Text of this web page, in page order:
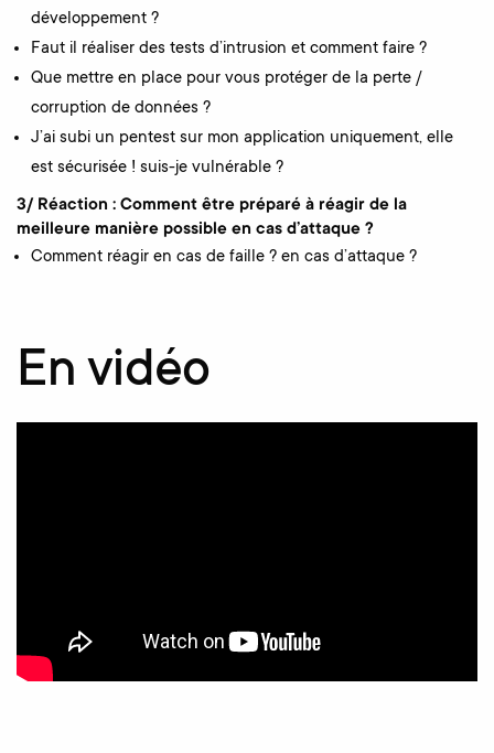
développement ?
Faut il réaliser des tests d’intrusion et comment faire ?
Que mettre en place pour vous protéger de la perte /
corruption de données ?
J’ai subi un pentest sur mon application uniquement, elle
est sécurisée ! suis-je vulnérable ?
3/ Réaction : Comment être préparé à réagir de la
meilleure manière possible en cas d’attaque ?
Comment réagir en cas de faille ? en cas d’attaque ?
En vidéo